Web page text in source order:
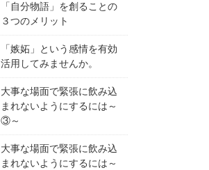
「自分物語」を創ることの
３つのメリット
「嫉妬」という感情を有効
活用してみませんか。
大事な場面で緊張に飲み込
まれないようにするには～
③～
大事な場面で緊張に飲み込
まれないようにするには～